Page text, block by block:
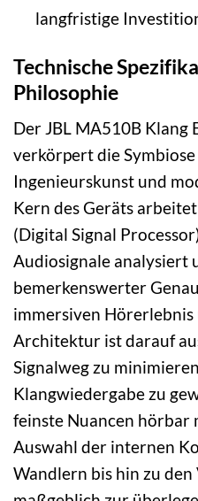
langfristige
Technische
Philosophie
Der JBL MA510B Klang
verkörpert die
Ingenieurskunst und
Kern des Geräts
(Digital Signal
Audiosignale analysiert
bemerkenswerter
immersiven
Architektur ist darauf
Signalweg zu
Klangwiedergabe zu
feinste Nuancen hörbar
Auswahl der internen
Wandlern bis hin zu